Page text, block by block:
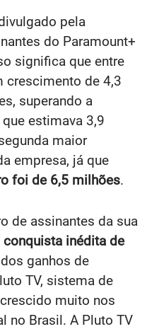
pela
do Paramount+
significa que entre
crescimento de 4,3
superando a
estimava 3,9
maior
empresa, já que
foi de 6,5 milhões.
de assinantes da sua
conquista inédita de
ganhos de
TV, sistema de
muito nos
no Brasil. A Pluto TV